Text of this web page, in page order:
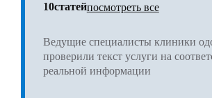
10статейпосмотреть все
Ведущие специалисты клиники
проверили текст услуги на
реальной информации